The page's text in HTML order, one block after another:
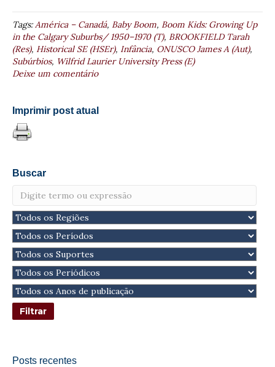
Tags:América – Canadá, Baby Boom, Boom Kids: Growing Up
in the Calgary Suburbs/ 1950–1970 (T), BROOKFIELD Tarah
(Res), Historical SE (HSEr), Infância, ONUSCO James A (Aut),
Subúrbios, Wilfrid Laurier University Press (E)
Deixe um comentário
Imprimir post atual
Buscar
Posts recentes